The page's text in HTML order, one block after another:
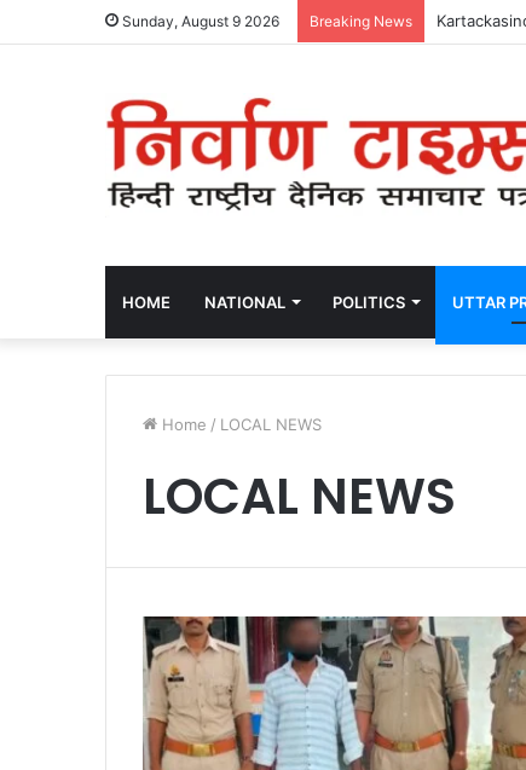
Sunday, August 9 2026 Breaking News
HOME NATIONAL POLITICS UTTAR
Home / LOCAL NEWS
LOCAL NEWS